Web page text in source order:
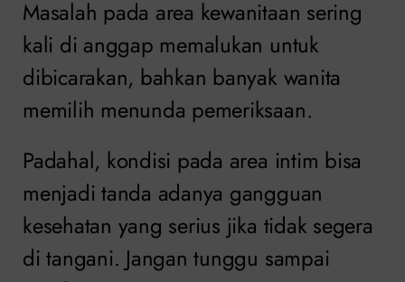
Masalah pada area kewanitaan sering
kali di anggap memalukan untuk
dibicarakan, bahkan banyak wanita
memilih menunda pemeriksaan.
Padahal, kondisi pada area intim bisa
menjadi tanda adanya gangguan
kesehatan yang serius jika tidak segera
di tangani. Jangan tunggu sampai